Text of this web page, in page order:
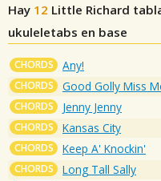
Hay 12 Little Richard
ukuleletabs en base
CHORDS Any!
CHORDS Good Golly Miss
CHORDS Jenny Jenny
CHORDS Kansas City
CHORDS Keep A' Knockin'
CHORDS Long Tall Sally